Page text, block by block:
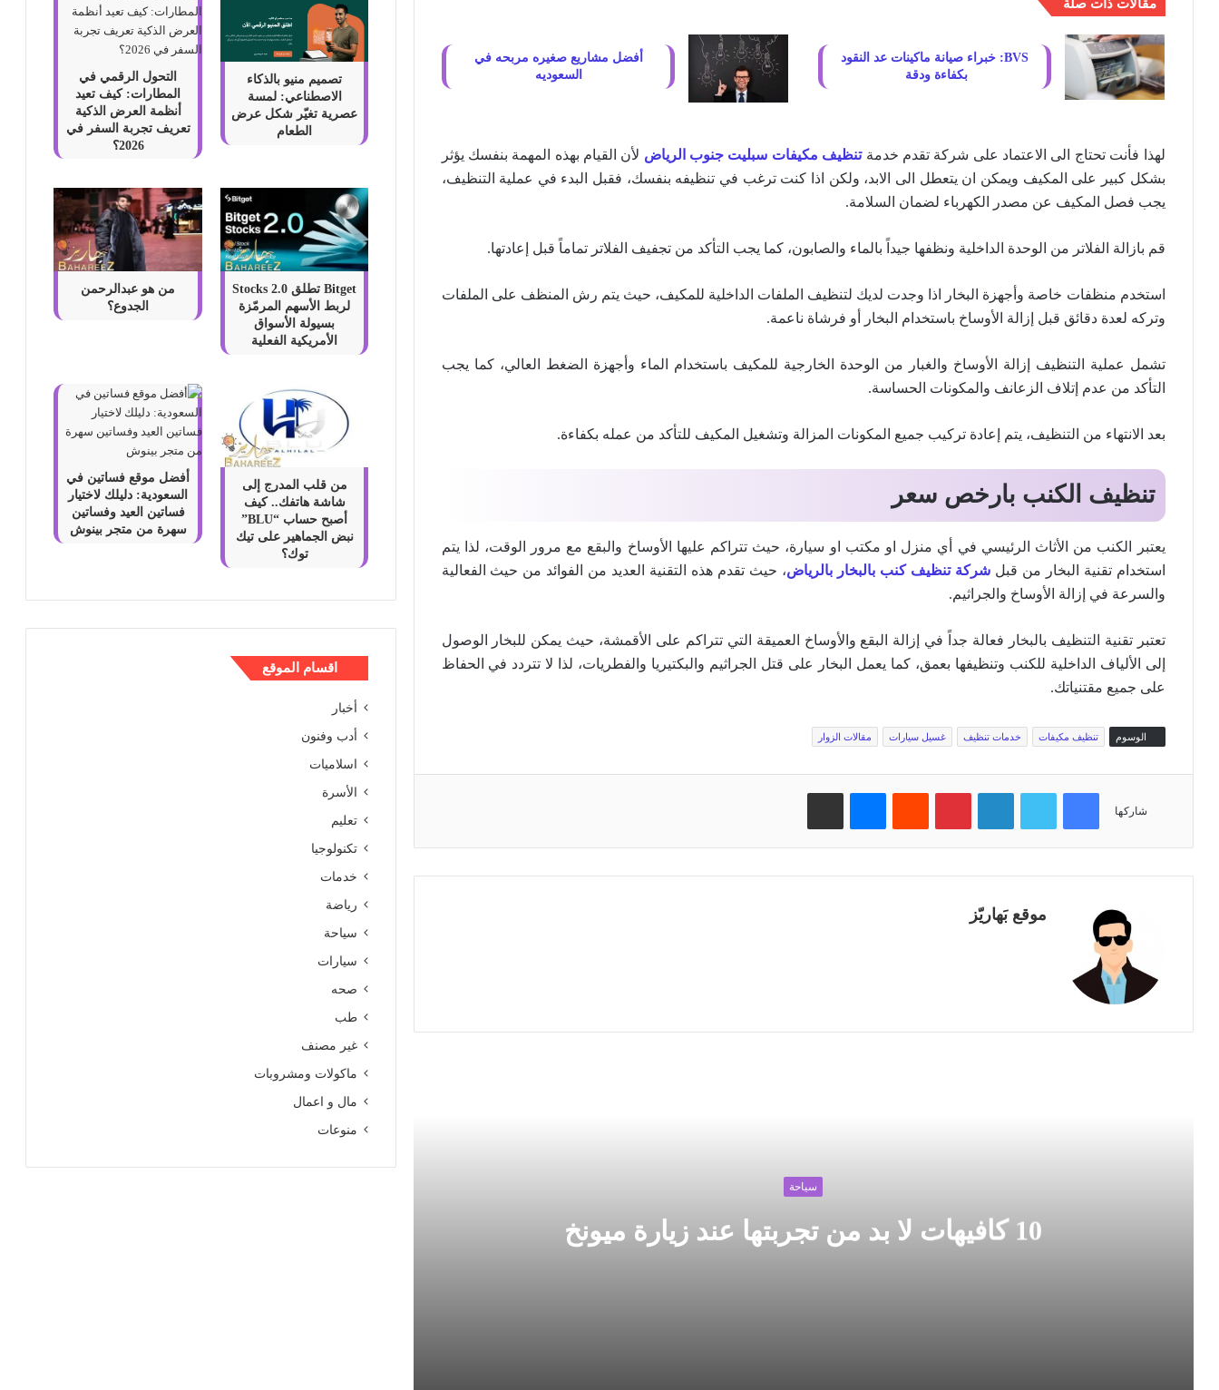
مقالات ذات صلة
BVS: خبراء صيانة ماكينات عد النقود
بكفاءة ودقة ️
أفضل مشاريع صغيره مربحه في
السعوديه
لهذا فأنت تحتاج الى الاعتماد على شركة تقدم خدمةتنظيف مكيفات سبليت جنوب الرياض لأن القيام بهذه المهمة بنفسك يؤثر
بشكل كبير على المكيف ويمكن ان يتعطل الى الابد، ولكن اذا كنت ترغب في تنظيفه بنفسك، فقبل البدء في عملية التنظيف،
يجب فصل المكيف عن مصدر الكهرباء لضمان السلامة.
قم بازالة الفلاتر من الوحدة الداخلية ونظفها جيداً بالماء والصابون، كما يجب التأكد من تجفيف الفلاتر تماماً قبل إعادتها.
استخدم منظفات خاصة وأجهزة البخار اذا وجدت لديك لتنظيف الملفات الداخلية للمكيف، حيث يتم رش المنظف على الملفات
وتركه لعدة دقائق قبل إزالة الأوساخ باستخدام البخار أو فرشاة ناعمة.
تشمل عملية التنظيف إزالة الأوساخ والغبار من الوحدة الخارجية للمكيف باستخدام الماء وأجهزة الضغط العالي، كما يجب
التأكد من عدم إتلاف الزعانف والمكونات الحساسة.
بعد الانتهاء من التنظيف، يتم إعادة تركيب جميع المكونات المزالة وتشغيل المكيف للتأكد من عمله بكفاءة.
تنظيف الكنب بارخص سعر
يعتبر الكنب من الأثاث الرئيسي في أي منزل او مكتب او سيارة، حيث تتراكم عليها الأوساخ والبقع مع مرور الوقت، لذا يتم
استخدام تقنية البخار من قبلشركة تنظيف كنب بالبخار بالرياض، حيث تقدم هذه التقنية العديد من الفوائد من حيث الفعالية
والسرعة في إزالة الأوساخ والجراثيم.
تعتبر تقنية التنظيف بالبخار فعالة جداً في إزالة البقع والأوساخ العميقة التي تتراكم على الأقمشة، حيث يمكن للبخار الوصول
إلى الألياف الداخلية للكنب وتنظيفها بعمق، كما يعمل البخار على قتل الجراثيم والبكتيريا والفطريات، لذا لا تتردد في الحفاظ
على جميع مقتنياتك.
الوسوم تنظيف مكيفات خدمات تنظيف غسيل سيارات مقالات الزوار
شاركها
فيسبوك تويتر لينكدإن بينتيريست ماسنجر
موقع بَهاريّز
ا
سياحة
10 كافيهات لا بد من تجربتها عند زيارة ميونخ
تصميم منيو بالذكاء
الاصطناعي: لمسة
عصرية تغيّر شكل عرض
الطعام
التحول الرقمي في
المطارات: كيف تعيد
أنظمة العرض الذكية
تعريف تجربة السفر في
2026؟
Bitget تطلق Stocks 2.0
لربط الأسهم المرمّزة
بسيولة الأسواق
الأمريكية الفعلية
من هو عبدالرحمن
الجدوع؟
من قلب المدرج إلى
شاشة هاتفك.. كيف
أصبح حساب “BLU”
نبض الجماهير على تيك
توك؟
أفضل موقع فساتين في
السعودية: دليلك لاختيار
فساتين العيد وفساتين
سهرة من متجر بينوش
اقسام الموقع
أخبار
أدب وفنون
اسلاميات
الأسرة
تعليم
تكنولوجيا
خدمات
رياضة
سياحة
سيارات
صحه
طب
غير مصنف
ماكولات ومشروبات
مال و اعمال
منوعات